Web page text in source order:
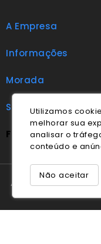
A Empresa
Informações
Morada
Subscrever
FOLLOW US
A Cláudio Marques
Em caso de litígio o
Utilizamos
melhorar sua
analisar o
conteúdo e
Não aceitar